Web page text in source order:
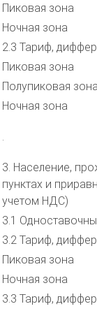
Пиковая зона
Ночная зона
2.3 Тариф,
Пиковая зона
Полупиковая зона
Ночная зона
.
3. Население,
пунктах и
учетом НДС)
3.1
3.2 Тариф,
Пиковая зона
Ночная зона
3.3 Тариф,